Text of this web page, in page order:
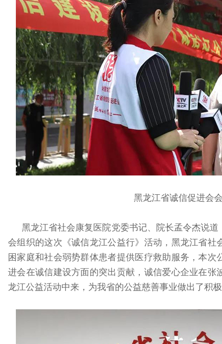
黑龙江省诚信促进会
黑龙江省社会康复医院党委书记、院长孟令杰说
会组织的这次《诚信龙江公益行》活动，黑龙江省社
困家庭和社会弱势群体患者提供医疗救助服务，本
进会在诚信建设方面的突出贡献，诚信爱心企业在张
龙江公益活动中来，为我省的公益慈善事业做出了积